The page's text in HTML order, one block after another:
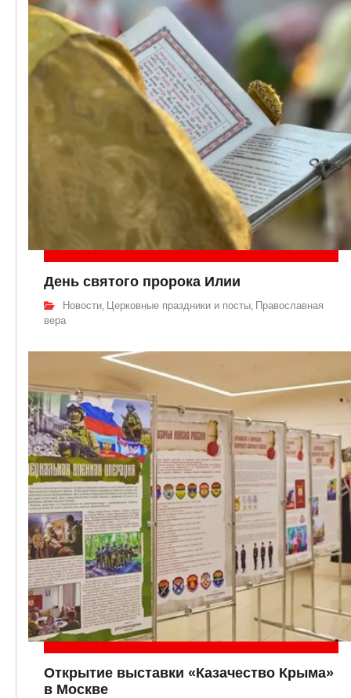
День святого пророка Илии
Новости, Церковные праздники и посты, Православная
вера
Открытие выставки «Казачество Крыма»
в Москве